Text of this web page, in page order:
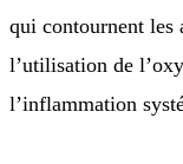
qui contournent les
l’utilisation de
l’inflammation